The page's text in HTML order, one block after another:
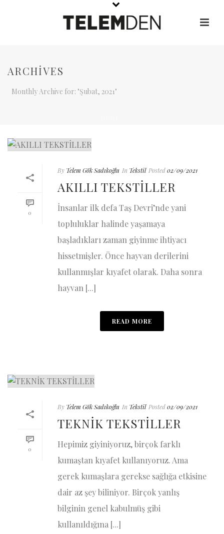
ARCHIVES
Monthly Archive for: "Şubat, 2021"
0
By Telem Gök Sadıkoğlu In Tekstil Posted02/09/2021
AKILLI TEKSTİLLER
İnsanlar ilk defa Taş Devri’nde yani
topluluklar halinde yaşamaya
başladıkları zaman giyinme ihtiyacı
hissetmişler. Önce hayvan derilerini
kullanmışlar kıyafet olarak. Daha sonra
hayvan [...]
READ MORE
0
By Telem Gök Sadıkoğlu In Tekstil Posted02/09/2021
TEKNİK TEKSTİLLER
Hepimiz giyiniyoruz, birçok farklı
kumaştan kıyafet kullanıyoruz. Ama
gerek kumaşlara gerekse sağlığa etkisine
dair az şey biliniyor. Birçok yanlış
bilginin genel kabulmüş gibi
kullanıldığına [...]